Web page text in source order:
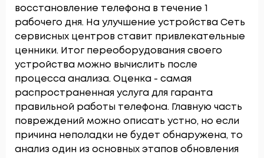
восстановление телефона в течение 1
рабочего дня. На улучшение устройства Сеть
сервисных центров ставит привлекательные
ценники. Итог переоборудования своего
устройства можно вычислить после
процесса анализа. Оценка - самая
распространенная услуга для гаранта
правильной работы телефона. Главную часть
повреждений можно описать устно, но если
причина неполадки не будет обнаружена, то
анализ один из основных этапов обновления